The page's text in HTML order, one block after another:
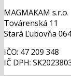
MAGMAKAM s.r.o.
Továrenská 11
Stará Ľubovňa
IČO: 47 209 348
IČ DPH: